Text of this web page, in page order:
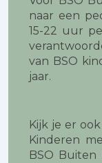
naar een
15-22 uur
van BSO
jaar.
Kijk je er
Kinderen
BSO